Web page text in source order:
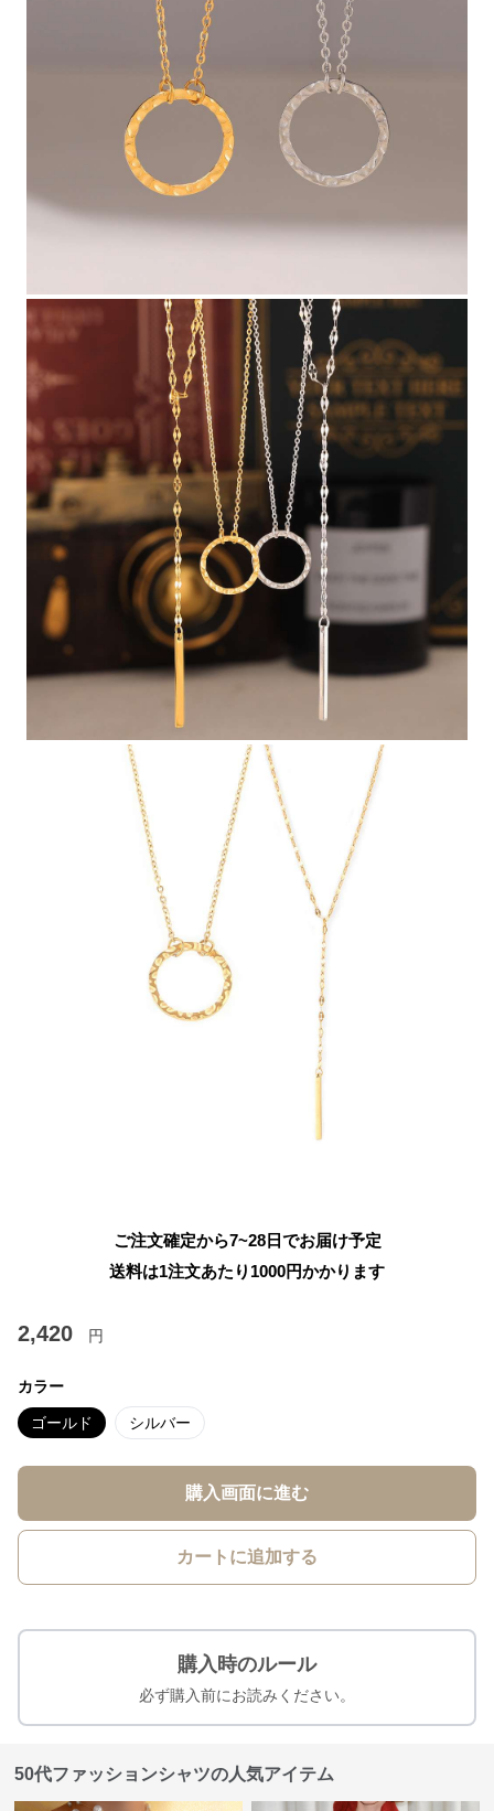
ご注文確定から7~28日でお届け予定
送料は1注文あたり 1000円かかります
2,420 円
カラー
ゴールド シルバー
購入画面に進む
カートに追加する
購入時のルール
必ず購入前にお読みください。
50代ファッションシャツの人気アイテム